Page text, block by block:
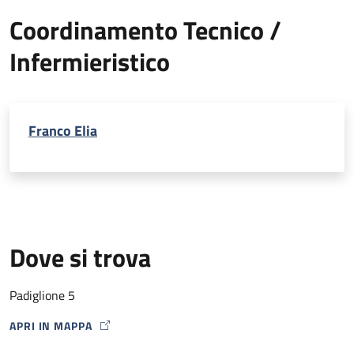
Coordinamento Tecnico /
Infermieristico
Franco Elia
Dove si trova
Padiglione 5
APRI IN MAPPA
MAP ICON